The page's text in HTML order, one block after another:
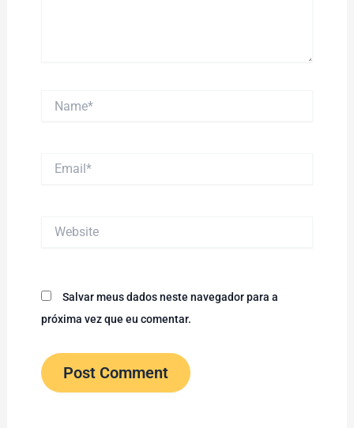
Salvar meus dados neste navegador para a
próxima vez que eu comentar.